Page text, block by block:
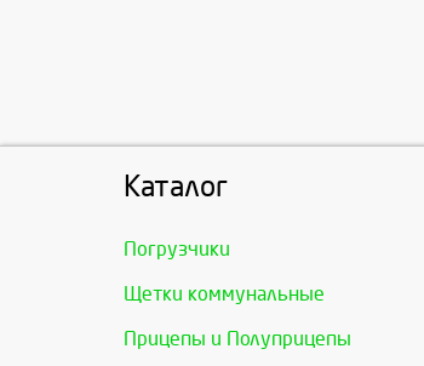
Каталог
Погрузчики
Щетки коммунальные
Прицепы и Полуприцепы